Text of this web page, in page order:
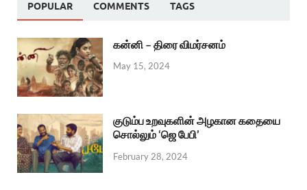
POPULAR COMMENTS TAGS
கன்னி – திரை விமர்சனம்
May 15, 2024
குடும்ப உறவுகளின் அழகான கதையை
சொல்லும் ‘ஜெ பேபி’
February 28, 2024